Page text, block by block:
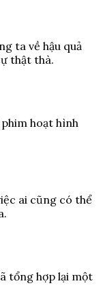
ta về hậu quả
thật thà.
hoạt hình
ai cũng có thể
tổng hợp lại một